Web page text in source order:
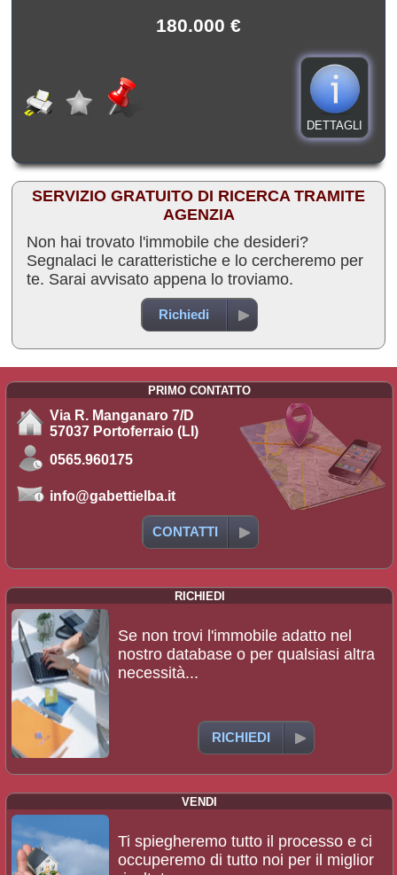
180.000 €
DETTAGLI
SERVIZIO GRATUITO DI RICERCA TRAMITE
AGENZIA
Non hai trovato l'immobile che desideri?
Segnalaci le caratteristiche e lo cercheremo per
te. Sarai avvisato appena lo troviamo.
Richiedi
PRIMO CONTATTO
Via R. Manganaro 7/D
57037 Portoferraio (LI)
0565.960175
info@gabettielba.it
CONTATTI
RICHIEDI
Se non trovi l'immobile adatto nel
nostro database o per qualsiasi altra
necessità...
RICHIEDI
VENDI
Ti spiegheremo tutto il processo e ci
occuperemo di tutto noi per il miglior